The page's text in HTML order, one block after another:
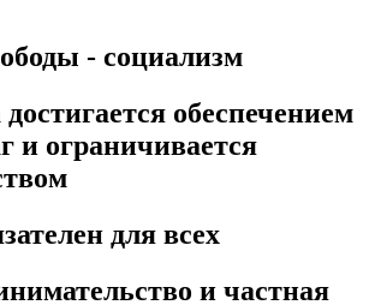
- социализм
обеспечением
и ограничивается
для всех
и частная